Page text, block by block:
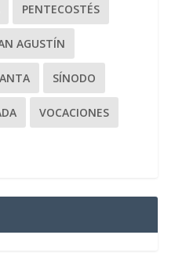
PENTECOSTÉS
AGUSTÍN
SÍNODO
VOCACIONES